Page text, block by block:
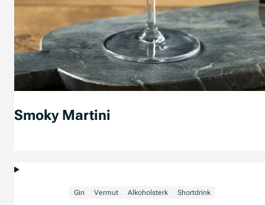
Smoky Martini
Gin Vermut Alkoholsterk Shortdrink